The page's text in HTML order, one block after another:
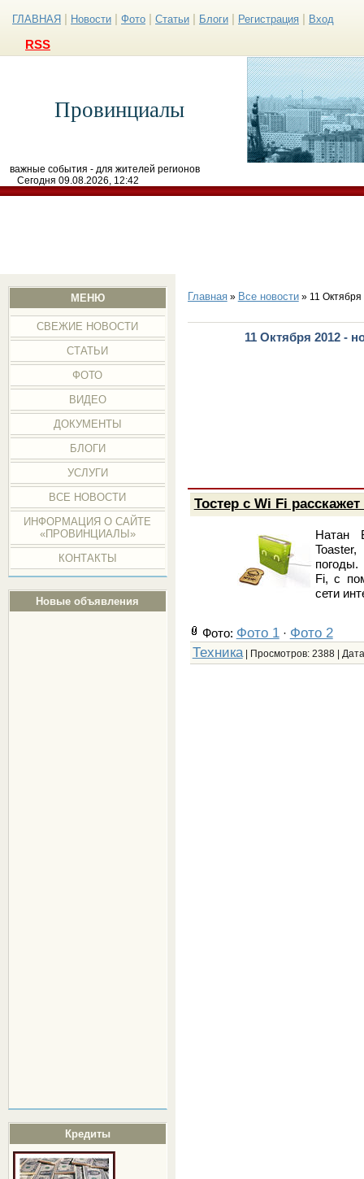
ГЛАВНАЯ Новости Фото Статьи Блоги Регистрация Вход
RSS
Провинциалы
важные события - для жителей регионов
Сегодня 09.08.2026, 12:42
МЕНЮ
СВЕЖИЕ НОВОСТИ
СТАТЬИ
ФОТО
ВИДЕО
ДОКУМЕНТЫ
БЛОГИ
УСЛУГИ
ВСЕ НОВОСТИ
ИНФОРМАЦИЯ О САЙТЕ
«ПРОВИНЦИАЛЫ»
КОНТАКТЫ
Новые объявления
Кредиты
Главная» Все новости» 11 Октября
11 Октября 2012 -
Тостер с Wi Fi
Натан
Fi, с
сети
Фото: Фото 1· Фото 2
Техника| Просмотров: 2388 |